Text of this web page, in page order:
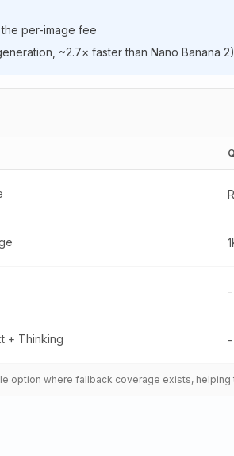
per-image fee
~2.7× faster than Nano Banana 2)
-
+ Thinking -
option where fallback coverage exists,